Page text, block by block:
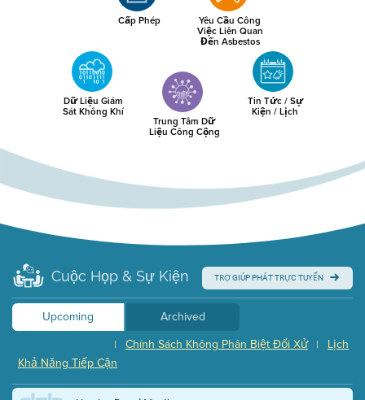
Cấp Phép Yêu Cầu Công
Việc Liên Quan
Đến Asbestos
Dữ Liệu Giám
Sát Không Khí
Trung Tâm Dữ
Liệu Công Cộng
Tin Tức / Sự
Kiện / Lịch
Cuộc Họp & Sự Kiện TRỢ GIÚP PHÁT TRỰC TUYẾN
Upcoming
Archived
Lịch
|
Chính Sách Không Phân Biệt Đối Xử
|
Khả Năng Tiếp Cận